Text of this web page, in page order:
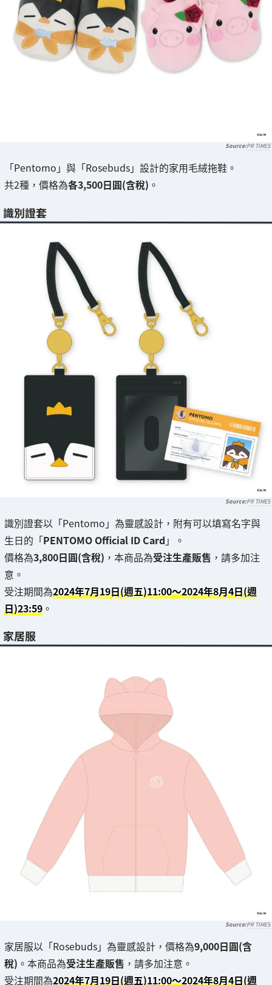
PR TIMES
「Pentomo」與「Rosebuds」設計的家用毛絨拖鞋。
共2種，價格為各3,500日圓(含稅) 。
識別證套
PR TIMES
識別證套以「Pentomo」為靈感設計，附有可以填寫名字與
生日的「PENTOMO Official ID Card 」。
價格為3,800日圓(含稅) ，本商品為受注生產販售 ，請多加注
意。
受注期間為2024年7月19日(週五)11:00～2024年8月4日(週
日)23:59 。
家居服
PR TIMES
家居服以「Rosebuds」為靈感設計，價格為9,000日圓(含
稅) 。本商品為受注生產販售 ，請多加注意。
受注期間為2024年7月19日(週五)11:00～2024年8月4日(週